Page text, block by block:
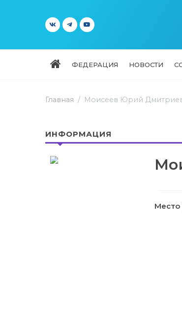
ФЕДЕРАЦИЯ НОВОСТИ
Главная Моисеев Юрий
ИНФОРМАЦИЯ